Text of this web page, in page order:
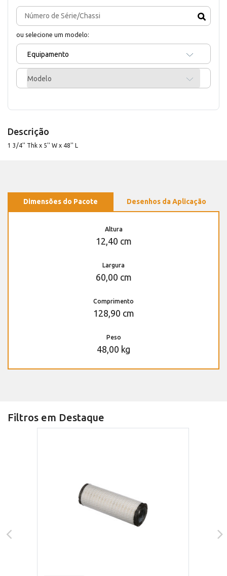
ou selecione um modelo:
Equipamento
Modelo
Descrição
1 3/4'' Thk x 5'' W x 48'' L
Dimensões do Pacote Desenhos da Aplicação
Altura
12,40 cm
Largura
60,00 cm
Comprimento
128,90 cm
Peso
48,00 kg
Filtros em Destaque